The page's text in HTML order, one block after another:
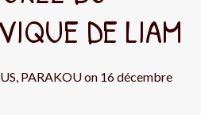
DE LIAM
, PARAKOUon 16 décembre